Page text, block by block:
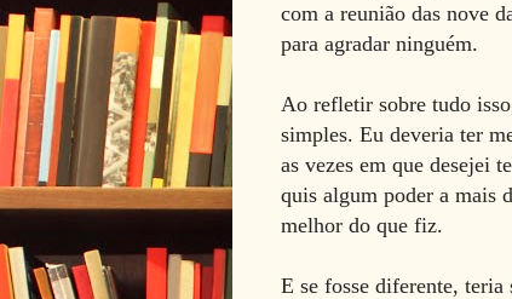
com a reunião das nove
para agradar ninguém.
Ao refletir sobre tudo
simples. Eu deveria ter
as vezes em que desejei
quis algum poder a mais
melhor do que fiz.
E se fosse diferente, teria